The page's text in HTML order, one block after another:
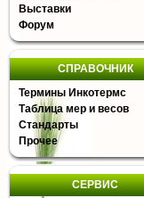
Выставки
Форум
СПРАВОЧНИК
Термины Инкотермс
Таблица мер и весов
Стандарты
Прочее
СЕРВИС